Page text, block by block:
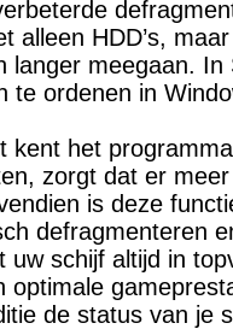
alleen HDD’s,
langer meegaan.
te ordenen in
kent het
zorgt dat er
is deze
defragmenteren
uw schijf altijd in
optimale
de status van je